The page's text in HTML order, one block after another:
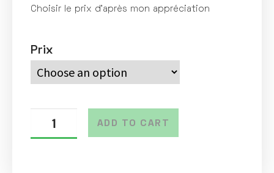
Choisir le prix d’après mon appréciation
Prix
ADD TO CART